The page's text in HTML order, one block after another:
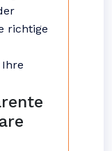
richtige